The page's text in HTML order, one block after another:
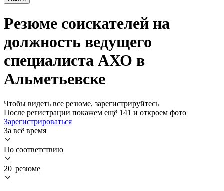
Резюме соискателей на
должность ведущего
специалиста АХО в
Альметьевске
Чтобы видеть все резюме, зарегистрируйтесь
После регистрации покажем ещё 141 и откроем фото
Зарегистрироваться
За всё время
По соответствию
20 резюме